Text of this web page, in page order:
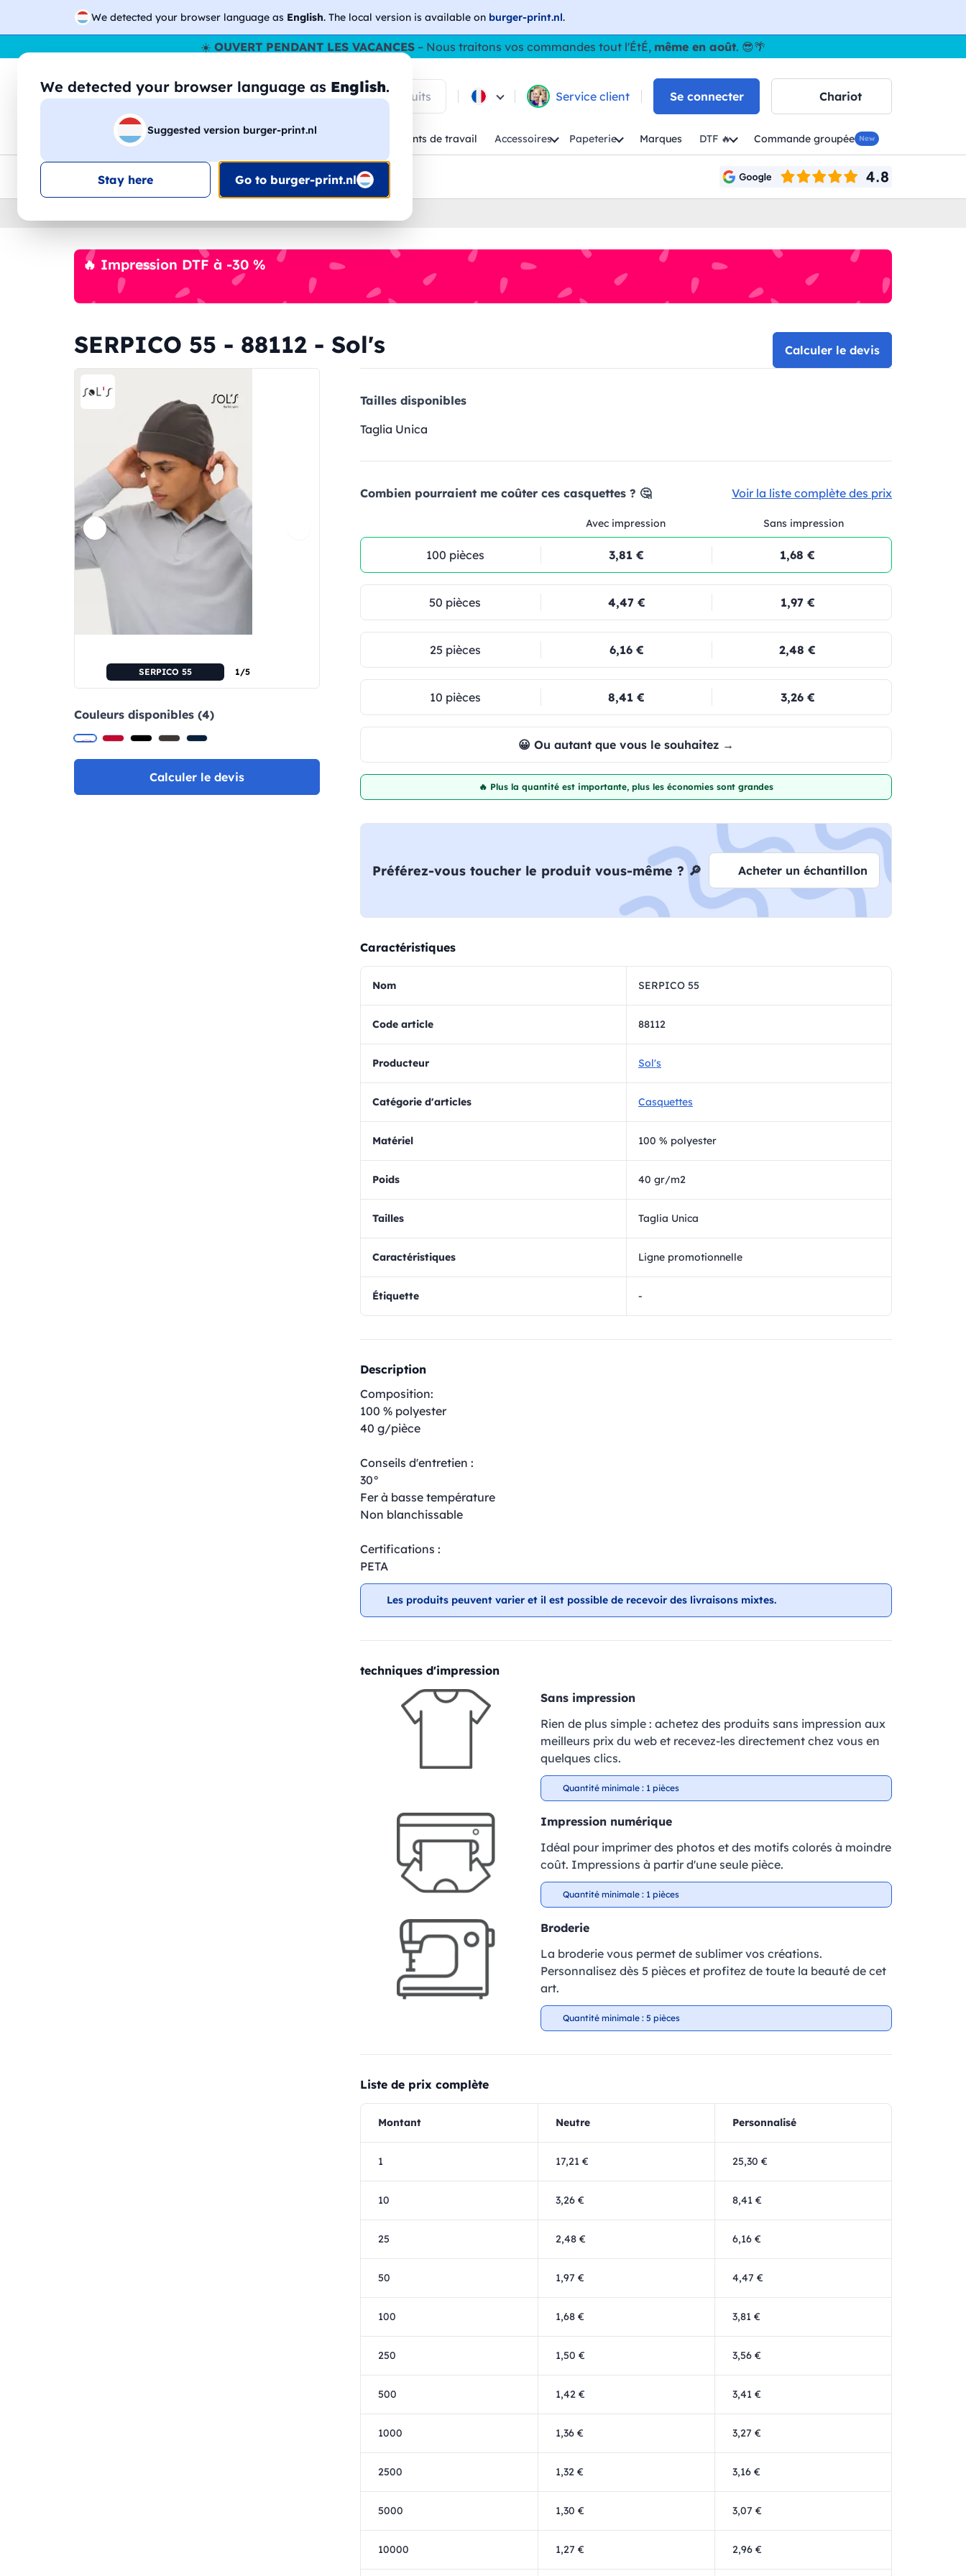
We detected your browser language as English. The local version is available on burger-print.nl.
We detected your browser language as English.
Suggested version burger-print.nl
Stay here Go to burger-print.nl
☀️ OUVERT PENDANT LES VACANCES – Nous traitons vos commandes tout l'ÉtÉ, même en août. 😎🌴
🔎 Recherchez parmi les produits Service client Se connecter Chariot
Sweat-shirts Homme Femme Vêtements de travail Accessoires Papeterie Marques DTF 🔥 Commande groupée New
Livraison UERemise quantité Service clientCroquis prépresse
🔥 Impression DTF à -30 %
SERPICO 55 - 88112 - Sol's Calculer le devis
SERPICO 55 1/5
Couleurs disponibles (4)
Calculer le devis
Tailles disponibles
Taglia Unica
Combien pourraient me coûter ces casquettes ? 🤔 Voir la liste complète des prix
Avec impression Sans impression
100 pièces 3,81 € 1,68 €
50 pièces 4,47 € 1,97 €
25 pièces 6,16 € 2,48 €
10 pièces 8,41 € 3,26 €
😀 Ou autant que vous le souhaitez →
🔥 Plus la quantité est importante, plus les économies sont grandes
Préférez-vous toucher le produit vous-même ? 🔎 Acheter un échantillon
Caractéristiques
Nom SERPICO 55
Code article 88112
Producteur Sol's
Catégorie d'articles Casquettes
matériel 100 % polyester
Poids 40 gr/m2
Tailles Taglia Unica
Caractéristiques Ligne promotionnelle
Étiquette -
Description
Composition:
100 % polyester
40 g/pièce
Conseils d'entretien :
30°
Fer à basse température
Non blanchissable
Certifications :
PETA
Les produits peuvent varier et il est possible de recevoir des livraisons mixtes.
techniques d'impression
Sans impression
Rien de plus simple : achetez des produits sans impression aux
meilleurs prix du web et recevez-les directement chez vous en
quelques clics.
Quantité minimale : 1 pièces
Impression numérique
Idéal pour imprimer des photos et des motifs colorés à moindre
coût. Impressions à partir d'une seule pièce.
Quantité minimale : 1 pièces
Broderie
La broderie vous permet de sublimer vos créations.
Personnalisez dès 5 pièces et profitez de toute la beauté de cet
art.
Quantité minimale : 5 pièces
Liste de prix complète
Montant Neutre Personnalisé
1 17,21 € 25,30 €
10 3,26 € 8,41 €
25 2,48 € 6,16 €
50 1,97 € 4,47 €
100 1,68 € 3,81 €
250 1,50 € 3,56 €
500 1,42 € 3,41 €
1000 1,36 € 3,27 €
2500 1,32 € 3,16 €
5000 1,30 € 3,07 €
10000 1,27 € 2,96 €